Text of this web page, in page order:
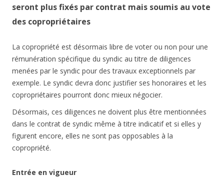
seront plus fixés par contrat mais soumis au vote
des copropriétaires
La copropriété est désormais libre de voter ou non pour une
rémunération spécifique du syndic au titre de diligences
menées par le syndic pour des travaux exceptionnels par
exemple. Le syndic devra donc justifier ses honoraires et les
copropriétaires pourront donc mieux négocier.
Désormais, ces diligences ne doivent plus être mentionnées
dans le contrat de syndic même à titre indicatif et si elles y
figurent encore, elles ne sont pas opposables à la
copropriété.
Entrée en vigueur